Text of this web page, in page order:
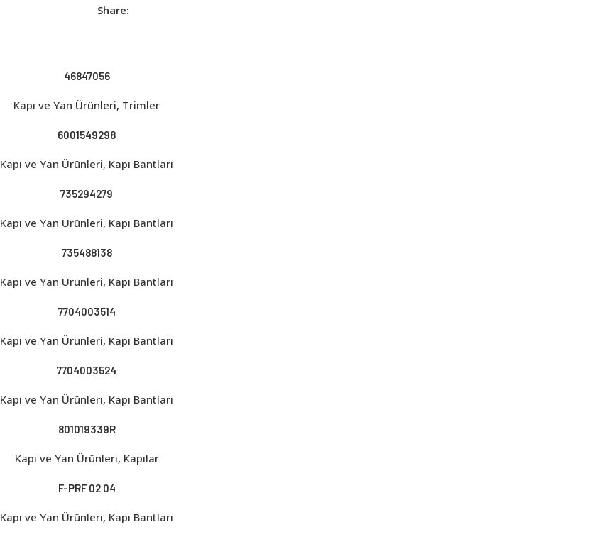
Share:
46847056
Kapı ve Yan Ürünleri, Trimler
6001549298
Kapı ve Yan Ürünleri, Kapı Bantları
735294279
Kapı ve Yan Ürünleri, Kapı Bantları
735488138
Kapı ve Yan Ürünleri, Kapı Bantları
7704003514
Kapı ve Yan Ürünleri, Kapı Bantları
7704003524
Kapı ve Yan Ürünleri, Kapı Bantları
801019339R
Kapı ve Yan Ürünleri, Kapılar
F-PRF 02 04
Kapı ve Yan Ürünleri, Kapı Bantları